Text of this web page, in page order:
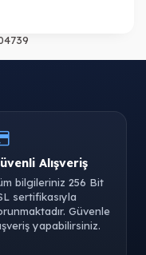
Alışveriş
bilgileriniz 256 Bit
sertifikasıyla
Güvenle
yapabilirsiniz.